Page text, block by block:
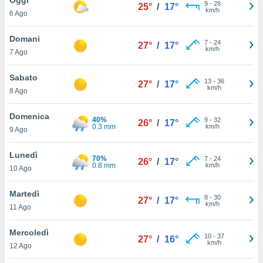
è
al sito
di
ci
di
il
un
la
nella
6 Ago
25° / 17° 9- 28
km/h
Domani
7 Ago
27° / 17° 7- 24
km/h
Sabato
8 Ago
27° / 17° 13- 36
km/h
Domenica
9 Ago
40%
0.3 mm
26° / 17° 9- 32
km/h
Lunedì
10 Ago
70%
0.8 mm
26° / 17° 7- 24
km/h
Martedì
11 Ago
27° / 17° 8- 30
km/h
Mercoledì
12 Ago
27° / 16° 10- 37
km/h